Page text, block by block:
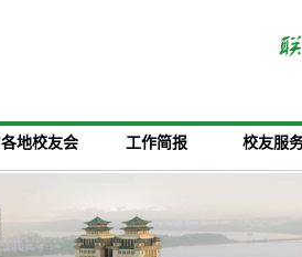
各地校友会 工作简报 校友服